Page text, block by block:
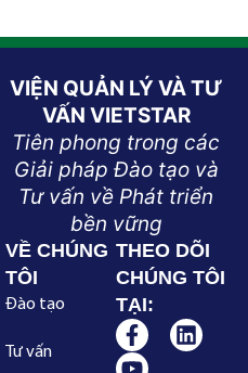
VIỆN QUẢN LÝ VÀ TƯ
VẤN VIETSTAR
Tiên phong trong các
Giải pháp Đào tạo và
Tư vấn về Phát triển
bền vững
VỀ CHÚNG
TÔI
Đào tạo
Tư vấn
THEO DÕI
CHÚNG TÔI
TẠI: